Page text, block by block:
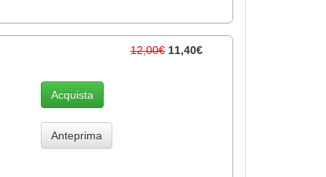
12,00€ 11,40€
Acquista
Anteprima